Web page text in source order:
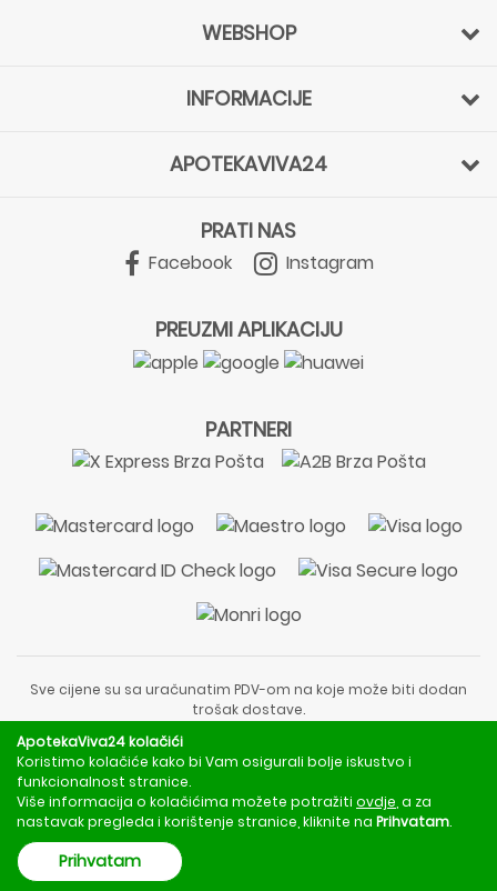
WEBSHOP
INFORMACIJE
APOTEKAVIVA24
PRATI NAS
Facebook Instagram
PREUZMI APLIKACIJU
PARTNERI
Sve cijene su sa uračunatim PDV-om na koje može biti dodan
trošak dostave.
liječnički pregled ili savjet farmaceuta.
Za obavijesti o mjerama opreza, rizicima i nuspojavama
obratite se svom liječniku ili farmaceutu.
Copyright © 2020 - 2026 | ApotekaViva24 | Sva prava zadržava
ApotekaViva24 kolačići
Koristimo kolačiće kako bi Vam osigurali bolje iskustvo i
funkcionalnost stranice.
Više informacija o kolačićima možete potražiti ovdje , a za
nastavak pregleda i korištenje stranice, kliknite na Prihvatam.
Prihvatam